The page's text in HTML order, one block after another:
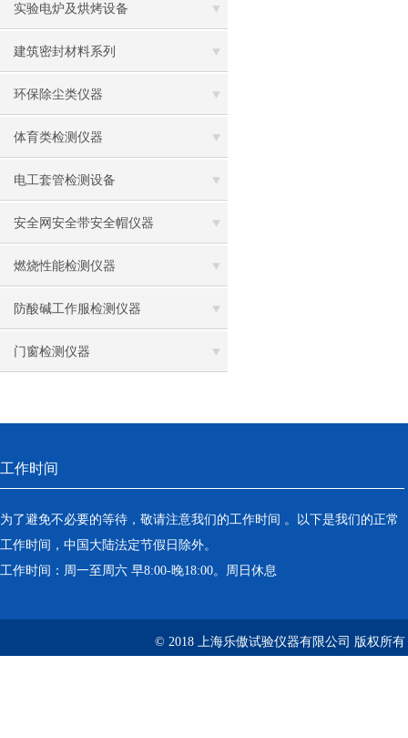
实验电炉及烘烤设备
建筑密封材料系列
环保除尘类仪器
体育类检测仪器
电工套管检测设备
安全网安全带安全帽仪器
燃烧性能检测仪器
防酸碱工作服检测仪器
门窗检测仪器
工作时间
为了避免不必要的等待，敬请注意我们的工作时间 。以下是我们的正常
工作时间，中国大陆法定节假日除外。
工作时间：周一至周六 早8:00-晚18:00。周日休息
© 2018 上海乐傲试验仪器有限公司 版权所